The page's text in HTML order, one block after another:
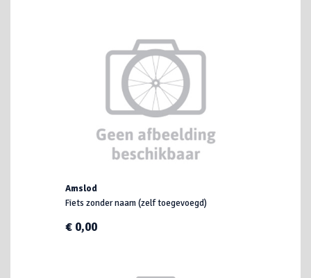
Amslod
Fiets zonder naam (zelf toegevoegd)
€ 0,00